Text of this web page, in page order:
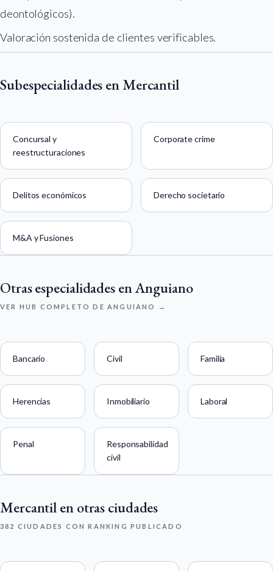
deontológicos).
Valoración sostenida de clientes verificables.
Subespecialidades en Mercantil
Concursal y
reestructuraciones
Corporate crime
Delitos económicos Derecho societario
M&A y Fusiones
Otras especialidades en Anguiano
VER HUB COMPLETO DE ANGUIANO →
Bancario Civil Familia
Herencias Inmobiliario Laboral
Penal
Responsabilidad
civil
Mercantil en otras ciudades
382 CIUDADES CON RANKING PUBLICADO